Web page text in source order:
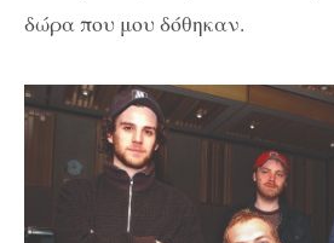
δώρα που μου δόθηκαν.